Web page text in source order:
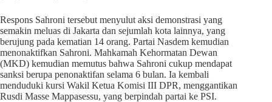
Respons Sahroni tersebut menyulut aksi demonstrasi yang
semakin meluas di Jakarta dan sejumlah kota lainnya, yang
berujung pada kematian 14 orang. Partai Nasdem kemudian
menonaktifkan Sahroni. Mahkamah Kehormatan Dewan
(MKD) kemudian memutus bahwa Sahroni cukup mendapat
sanksi berupa penonaktifan selama 6 bulan. Ia kembali
menduduki kursi Wakil Ketua Komisi III DPR, menggantikan
Rusdi Masse Mappasessu, yang berpindah partai ke PSI.